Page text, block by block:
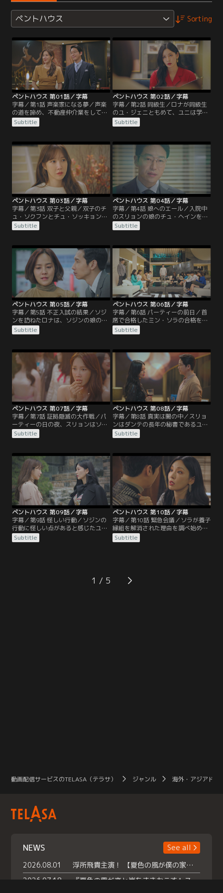
ペントハウス Sorting
ペントハウス 第01話／字幕
字幕／第1話 声楽家になる夢／声楽
の道を諦め、不動産仲介業をしてい
るオ・ユニは、わがままな客に手を
焼く毎日。物件を案内したチョ議員
手一つで育てている娘のペ・ロナも
声楽家を志しているが、それを知っ
たユニは…。
Subtitle
ペントハウス 第02話／字幕
字幕／第2話 同級生／ロナが同級生
のユ・ジェニともめて、ユニは学校
に呼ばれる。ジェニの母親のカン・
マリから責められたユニは、自分か
のことを思い出す。ソジンはヘラパ
レスの子供たちに家庭教師をつけ
る。
Subtitle
ペントハウス 第03話／字幕
字幕／第3話 双子と父親／双子のチ
ュ・ソクフンとチュ・ソッキョン
は、家庭教師や継母のシム・スリョ
ンに反抗的な態度を取る。双子の父
続けていた。ある日、ソッキョンが
試験を放棄したことがダンテにバレ
てしまう。
Subtitle
ペントハウス 第04話／字幕
字幕／第4話 娘へのエール／入院中
のスリョンの娘のチュ・ヘインを見
に来たダンテは、裏の顔をのぞかせ
る。チョンア芸術高校の入試に向け
験当日、重大なミスをしたことに気
づく。取り乱すロナをユニは励ます
が…。
Subtitle
ペントハウス 第05話／字幕
字幕／第5話 不正入試の結果／ソジ
ンを訪ねたロナは、ソジンの娘の
ハ・ウンビョルを突き飛ばしてけが
をさせてしまう。弁護士のイ・ギュ
巨額の示談金を要求する。その様子
をソジンの夫のハ・ユンチョルが見
ていた。
Subtitle
ペントハウス 第06話／字幕
字幕／第6話 パーティーの前日／首
席で合格したミン・ソラの合格を取
り消そうと、ギュジンの妻のコ・サ
ンアをはじめヘラパレスの大人たち
たちの悪事を録音した音声ファイル
が届く。ダンテはソラをヘラパレス
に呼び出す。
Subtitle
ペントハウス 第07話／字幕
字幕／第7話 証拠隠滅の大作戦／パ
ーティーの日の夜、スリョンはソラ
が育った児童養護施設を訪ねてい
た。噴水台に落ちたソラを発見した
実をつけて遺体の遺棄と証拠隠滅に
加担する。式典開始までに彼らの取
った行動は…？
Subtitle
ペントハウス 第08話／字幕
字幕／第8話 真実は闇の中／スリョ
ンはダンテの長年の秘書であるユン
室長から、過去にソラと自分の身に
何が起きたのか真実を聞かされる。
ても意に介さないヘラパレスの子供
たちだったが、ウンビョルだけは違
った。
Subtitle
ペントハウス 第09話／字幕
字幕／第9話 怪しい行動／ソジンの
行動に怪しい点があると感じたユン
チョルは、ソジンがごみ箱に捨てた
ルビーの指輪を見つける。夜中にス
Subtitle
ペントハウス 第10話／字幕
字幕／第10話 緊急会議／ソラが養子
縁組を解消された理由を調べ始めた
スリョンに対し、チョ議員は彼女を
脅す行動に出る。ユニはロナを入学
騒ぎに。
Subtitle
1
動画配信サービスのTELASA（テラサ） ジャンル 海外・アジアドラ
NEWS
See all
2026.08.01
浮所飛貴主演！ 【夏色の風が僕の家にやってきた】 本日よりテラサで独占配信スタート！
2026.07.18
『夏色の雲が恋と嵐をまきおこす』スペシャルメイキング 【Part1】2026年７月18日（土）23時30分～配信スタート！話題のシーンの裏側を大公開！豪華キャスト大集合！ 『武宮家 真夏の家族会議』開催！